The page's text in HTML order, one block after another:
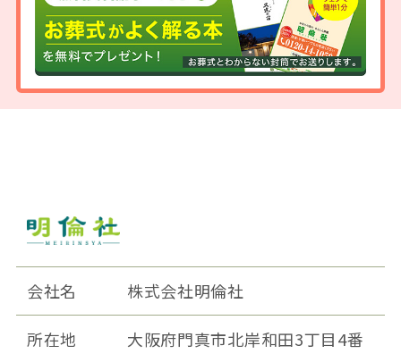
会社名 株式会社明倫社
所在地
大阪府門真市北岸和田3丁目4番